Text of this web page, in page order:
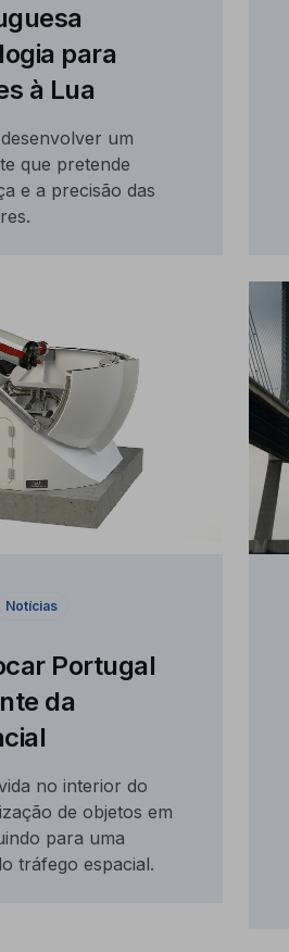
para
à Lua
um
que pretende
e a precisão das
Notícias
Portugal
da
no interior do
de objetos em
para uma
tráfego espacial.